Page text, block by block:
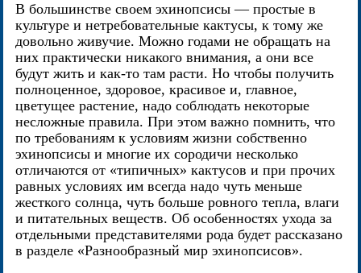
В большинстве своем эхинопсисы — простые в
культуре и нетребовательные кактусы, к тому же
довольно живучие. Можно годами не обращать на
них практически никакого внимания, а они все
будут жить и как-то там расти. Но чтобы получить
полноценное, здоровое, красивое и, главное,
цветущее растение, надо соблюдать некоторые
несложные правила. При этом важно помнить, что
по требованиям к условиям жизни собственно
эхинопсисы и многие их сородичи несколько
отличаются от «типичных» кактусов и при прочих
равных условиях им всегда надо чуть меньше
жесткого солнца, чуть больше ровного тепла, влаги
и питательных веществ. Об особенностях ухода за
отдельными представителями рода будет рассказано
в разделе «Разнообразный мир эхинопсисов».